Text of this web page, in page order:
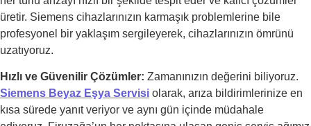
üretir. Siemens cihazlarınızın karmaşık problemlerine bile
profesyonel bir yaklaşım sergileyerek, cihazlarınızın ömrünü
uzatıyoruz.
Hızlı ve Güvenilir Çözümler: Zamanınızın değerini biliyoruz.
Siemens Beyaz Eşya Servisi olarak, arıza bildirimlerinize en
kısa sürede yanıt veriyor ve aynı gün içinde müdahale